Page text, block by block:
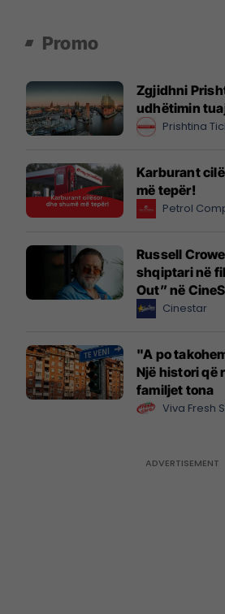
Promo
Zgjidhni
udhëtimin
Prishtina
Karburant
më tepër!
Petrol
Russell
shqiptari në
Out” në
Cinestar
"A po
Një histori që
familjet tona
Viva Fresh